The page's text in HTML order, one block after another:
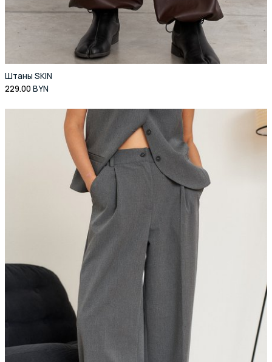
Штаны SKIN
229.00 BYN